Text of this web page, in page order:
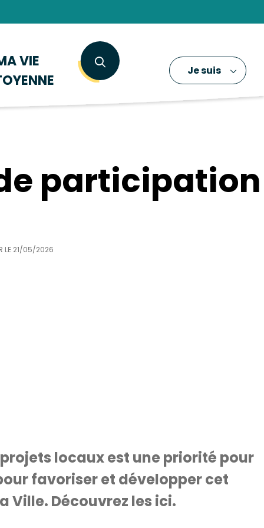
VIE
Je suis
participation
LE 21/05/2026
locaux est une priorité pour
favoriser et développer cet
Découvrez les ici.